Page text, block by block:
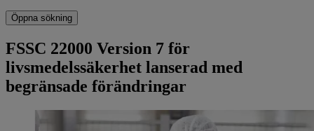
Öppna sökning
FSSC 22000 Version 7 för
livsmedelssäkerhet lanserad med
begränsade förändringar